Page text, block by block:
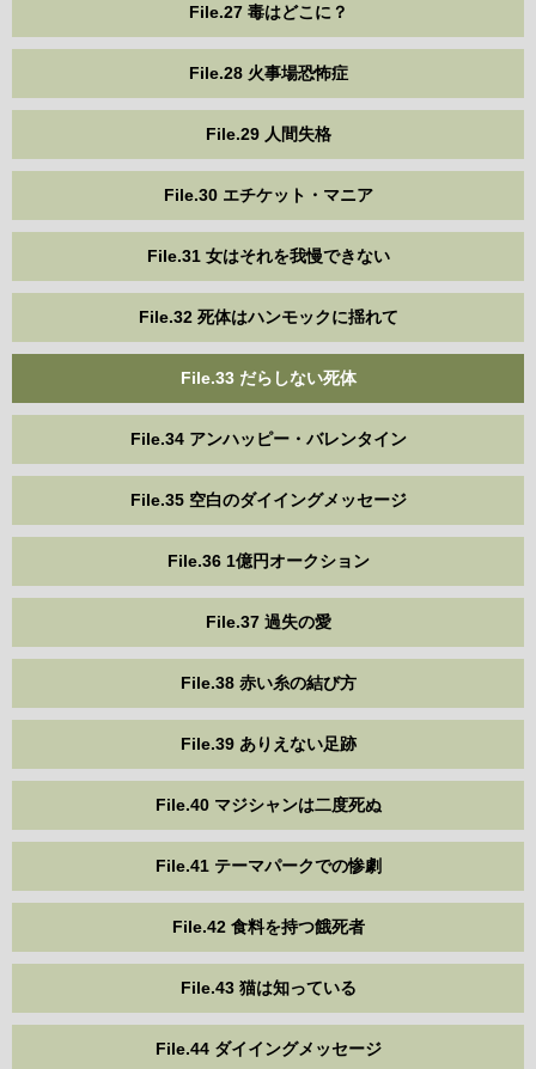
File.27 毒はどこに？
File.28 火事場恐怖症
File.29 人間失格
File.30 エチケット・マニア
File.31 女はそれを我慢できない
File.32 死体はハンモックに揺れて
File.33 だらしない死体
File.34 アンハッピー・バレンタイン
File.35 空白のダイイングメッセージ
File.36 1億円オークション
File.37 過失の愛
File.38 赤い糸の結び方
File.39 ありえない足跡
File.40 マジシャンは二度死ぬ
File.41 テーマパークでの惨劇
File.42 食料を持つ餓死者
File.43 猫は知っている
File.44 ダイイングメッセージ